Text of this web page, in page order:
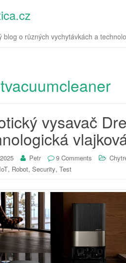
blog o různých vychytávkách a
vysavač
Petr 9 Comments
IoT, Robot, Security, Test